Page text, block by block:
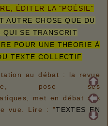
ÉDITER LA "POÉSIE"
AUTRE CHOSE QUE DU
QUI SE TRANSCRIT
POUR UNE THÉORIE À
TEXTE COLLECTIF
au débat : la revue
pose ses
met en débat ses
vue. Lire : "TEXTES EN